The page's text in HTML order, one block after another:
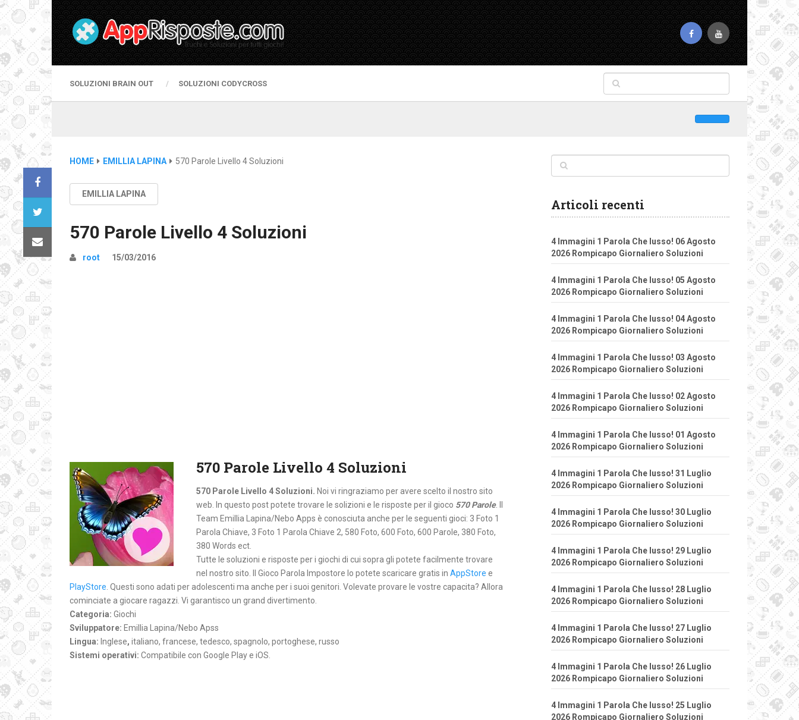
SOLUZIONI BRAIN OUT SOLUZIONI CODYCROSS
HOME EMILLIA LAPINA 570 Parole Livello 4 Soluzioni
EMILLIA LAPINA
570 Parole Livello 4 Soluzioni
root 15/03/2016
570 Parole Livello 4 Soluzioni
570 Parole Livello 4 Soluzioni. Noi vi ringraziamo per avere scelto il nostro sito
web. In questo post potete trovare le solizioni e le risposte per il gioco 570 Parole. Il
Team Emillia Lapina/Nebo Apps è conosciuta anche per le seguenti gioci: 3 Foto 1
Parola Chiave, 3 Foto 1 Parola Chiave 2, 580 Foto, 600 Foto, 600 Parole, 380 Foto,
380 Words ect.
Tutte le soluzioni e risposte per i giochi di cui sopra gli potete facilmente trovare
nel nostro sito. Il Gioco Parola Impostore lo potete scaricare gratis in AppStore e
PlayStore . Questi sono adati per adolescenti ma anche per i suoi genitori. Volevate provare le vostre capacita? Allora
cominciate a giocare ragazzi. Vi garantisco un grand divertimento.
Categoria: Giochi
Sviluppatore: Emillia Lapina/Nebo Apss
Lingua: Inglese, italiano, francese, tedesco, spagnolo, portoghese, russo
Sistemi operativi: Compatibile con Google Play e iOS.
Articoli recenti
4 Immagini 1 Parola Che lusso! 06 Agosto
2026 Rompicapo Giornaliero Soluzioni
4 Immagini 1 Parola Che lusso! 05 Agosto
2026 Rompicapo Giornaliero Soluzioni
4 Immagini 1 Parola Che lusso! 04 Agosto
2026 Rompicapo Giornaliero Soluzioni
4 Immagini 1 Parola Che lusso! 03 Agosto
2026 Rompicapo Giornaliero Soluzioni
4 Immagini 1 Parola Che lusso! 02 Agosto
2026 Rompicapo Giornaliero Soluzioni
4 Immagini 1 Parola Che lusso! 01 Agosto
2026 Rompicapo Giornaliero Soluzioni
4 Immagini 1 Parola Che lusso! 31 Luglio
2026 Rompicapo Giornaliero Soluzioni
4 Immagini 1 Parola Che lusso! 30 Luglio
2026 Rompicapo Giornaliero Soluzioni
4 Immagini 1 Parola Che lusso! 29 Luglio
2026 Rompicapo Giornaliero Soluzioni
4 Immagini 1 Parola Che lusso! 28 Luglio
2026 Rompicapo Giornaliero Soluzioni
4 Immagini 1 Parola Che lusso! 27 Luglio
2026 Rompicapo Giornaliero Soluzioni
4 Immagini 1 Parola Che lusso! 26 Luglio
2026 Rompicapo Giornaliero Soluzioni
4 Immagini 1 Parola Che lusso! 25 Luglio
2026 Rompicapo Giornaliero Soluzioni